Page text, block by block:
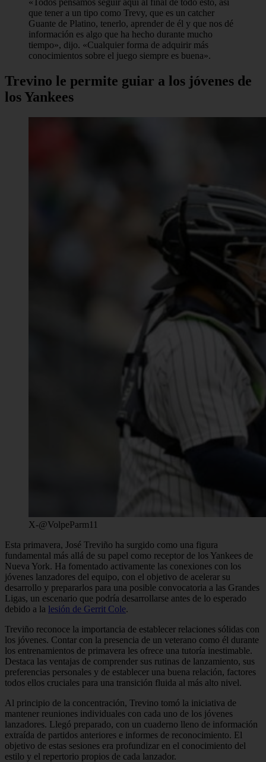
que tener a un tipo como Trevy, que es un catcher
Guante de Platino, tenerlo, aprender de él y que nos dé
información es algo que ha hecho durante mucho
tiempo», dijo. «Cualquier forma de adquirir más
conocimientos sobre el juego siempre es buena».
Trevino le permite guiar a los jóvenes de
los Yankees
X-@VolpeParm11
Esta primavera, José Treviño ha surgido como una figura
fundamental más allá de su papel como receptor de los Yankees de
Nueva York. Ha fomentado activamente las conexiones con los
jóvenes lanzadores del equipo, con el objetivo de acelerar su
desarrollo y prepararlos para una posible convocatoria a las Grandes
Ligas, un escenario que podría desarrollarse antes de lo esperado
debido a la lesión de Gerrit Cole.
Treviño reconoce la importancia de establecer relaciones sólidas con
los jóvenes. Contar con la presencia de un veterano como él durante
los entrenamientos de primavera les ofrece una tutoría inestimable.
Destaca las ventajas de comprender sus rutinas de lanzamiento, sus
preferencias personales y de establecer una buena relación, factores
todos ellos cruciales para una transición fluida al más alto nivel.
Al principio de la concentración, Trevino tomó la iniciativa de
mantener reuniones individuales con cada uno de los jóvenes
lanzadores. Llegó preparado, con un cuaderno lleno de información
extraída de partidos anteriores e informes de reconocimiento. El
objetivo de estas sesiones era profundizar en el conocimiento del
estilo y el repertorio propios de cada lanzador.